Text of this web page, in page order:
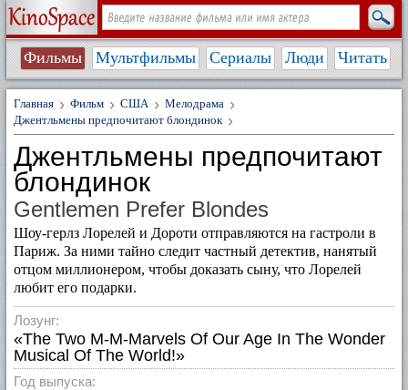
Фильмы Мультфильмы Сериалы Люди Читать
Главная Фильм США
Мелодрама
Джентльмены предпочитают блондинок
Джентльмены предпочитают
блондинок
Gentlemen Prefer Blondes
Шоу-герлз Лорелей и Дороти отправляются на гастроли в
Париж. За ними тайно следит частный детектив, нанятый
отцом миллионером, чтобы доказать сыну, что Лорелей
любит его подарки.
Лозунг:
«The Two M-M-Marvels Of Our Age In The Wonder
Musical Of The World!»
Год выпуска: